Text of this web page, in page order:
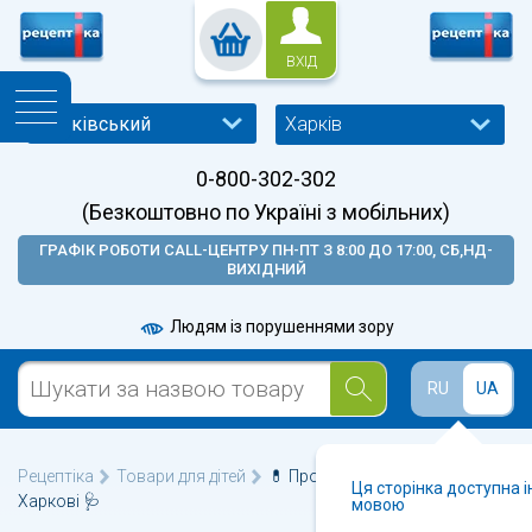
ВХІД
Харків
0-800-302-302
(Безкоштовно по Україні з мобільних)
ГРАФІК РОБОТИ CALL-ЦЕНТРУ ПН-ПТ З 8:00 ДО 17:00, СБ,НД-
ВИХІДНИЙ
Людям із порушеннями зору
RU UA
Ця сторінка доступна
мовою
Рецептіка Товари для дітей
💊 Прорізувачі для зубів у
Харкові 🩺